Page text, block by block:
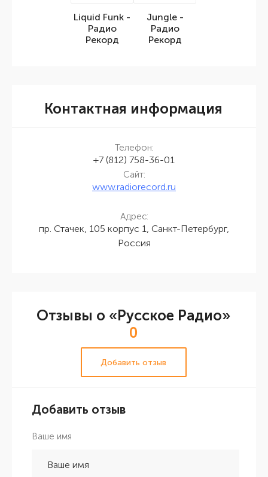
Liquid Funk -
Радио
Рекорд
Jungle -
Радио
Рекорд
Контактная информация
Телефон:
+7 (812) 758-36-01
Сайт:
www.radiorecord.ru
Адрес:
пр. Стачек, 105 корпус 1, Санкт-Петербург,
Россия
Отзывы о «Русское Радио»
0
Добавить отзыв
Добавить отзыв
Ваше имя